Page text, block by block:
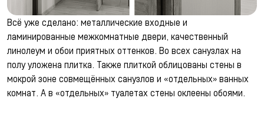
Всё уже сделано: металлические входные и
ламинированные межкомнатные двери, качественный
линолеум и обои приятных оттенков. Во всех санузлах на
полу уложена плитка. Также плиткой облицованы стены в
мокрой зоне совмещённых санузлов и «отдельных» ванных
комнат. А в «отдельных» туалетах стены оклеены обоями.